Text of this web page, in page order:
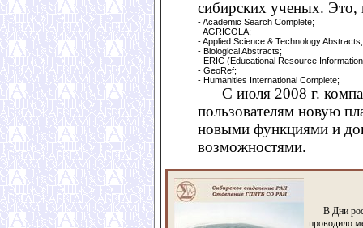
сибирских ученых. Это,
- Academic Search Complete;
- AGRICOLA;
- Applied Science & Technology Abstracts;
- Biological Abstracts;
- ERIC (Educational Resource
- GeoRef;
- Humanities International Complete;
С июля 2008 г.
пользователям новую
новыми функциями и
возможностями.
В Дни
проводило